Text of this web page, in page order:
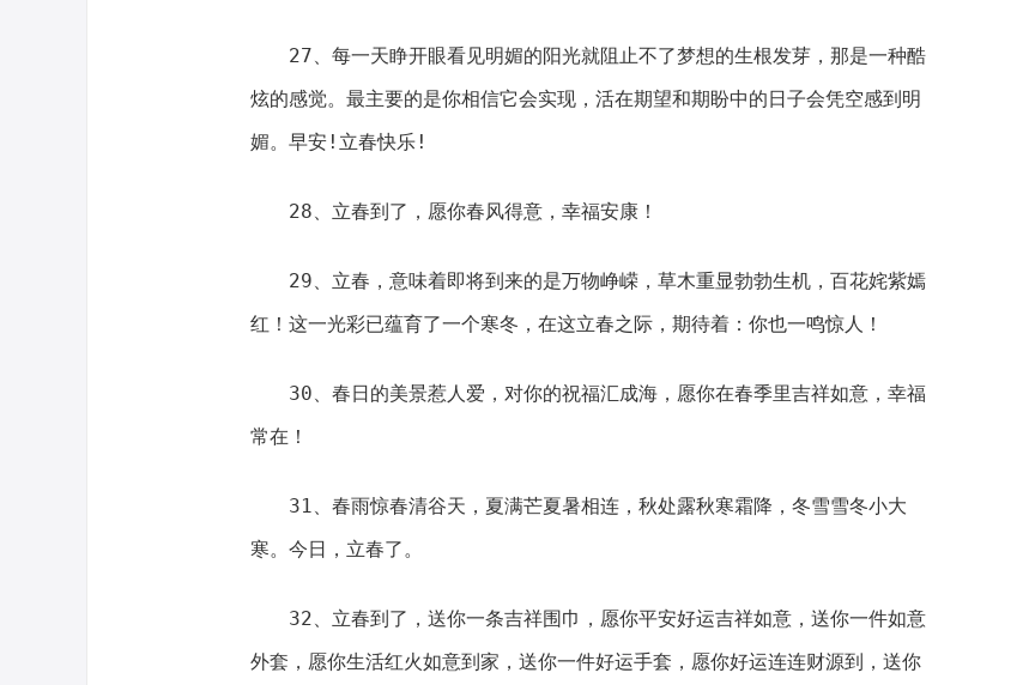
27、每一天睁开眼看见明媚的阳光就阻止不了梦想的生根发芽，那是一种酷
炫的感觉。最主要的是你相信它会实现，活在期望和期盼中的日子会凭空感到明
媚。早安!立春快乐!
28、立春到了，愿你春风得意，幸福安康！
29、立春，意味着即将到来的是万物峥嵘，草木重显勃勃生机，百花姹紫嫣
红！这一光彩已蕴育了一个寒冬，在这立春之际，期待着：你也一鸣惊人！
30、春日的美景惹人爱，对你的祝福汇成海，愿你在春季里吉祥如意，幸福
常在！
31、春雨惊春清谷天，夏满芒夏暑相连，秋处露秋寒霜降，冬雪雪冬小大
寒。今日，立春了。
32、立春到了，送你一条吉祥围巾，愿你平安好运吉祥如意，送你一件如意
外套，愿你生活红火如意到家，送你一件好运手套，愿你好运连连财源到，送你